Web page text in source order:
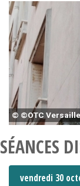
© ©OTC
SÉANCES